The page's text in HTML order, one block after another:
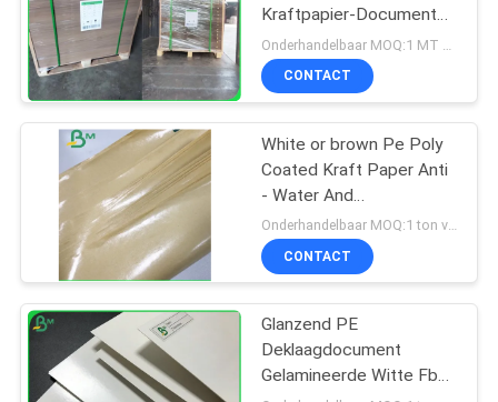
Kraftpapier-Document
200gsm Kraftpapier +
PE Deklaag
CONTACT
White or brown Pe Poly
Coated Kraft Paper Anti
- Water And
Moistureoproof For PackOnderhandelbaar MOQ:1 ton voor gemeenschappelijke grootte & 10 ton voor speciale grootte
CONTACT
Glanzend PE
Deklaagdocument
Gelamineerde Witte Fbb